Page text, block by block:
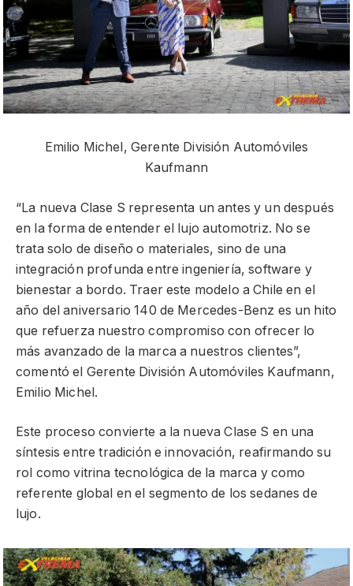
Emilio Michel, Gerente División Automóviles
Kaufmann
“La nueva Clase S representa un antes y un después
en la forma de entender el lujo automotriz. No se
trata solo de diseño o materiales, sino de una
integración profunda entre ingeniería, software y
bienestar a bordo. Traer este modelo a Chile en el
año del aniversario 140 de Mercedes-Benz es un hito
que refuerza nuestro compromiso con ofrecer lo
más avanzado de la marca a nuestros clientes”,
comentó el Gerente División Automóviles Kaufmann,
Emilio Michel.
Este proceso convierte a la nueva Clase S en una
síntesis entre tradición e innovación, reafirmando su
rol como vitrina tecnológica de la marca y como
referente global en el segmento de los sedanes de
lujo.